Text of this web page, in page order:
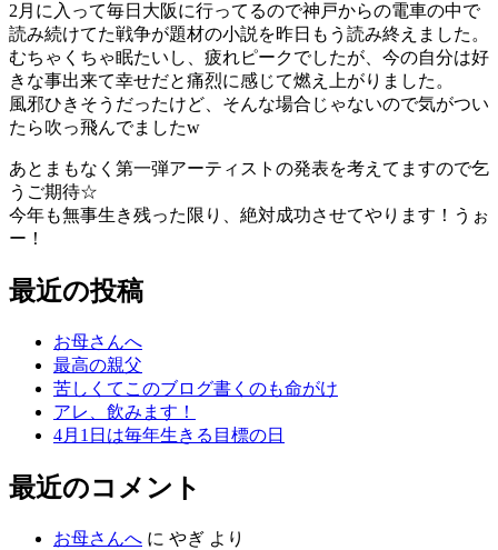
2月に入って毎日大阪に行ってるので神戸からの電車の中で
読み続けてた戦争が題材の小説を昨日もう読み終えました。
むちゃくちゃ眠たいし、疲れピークでしたが、今の自分は好
きな事出来て幸せだと痛烈に感じて燃え上がりました。
風邪ひきそうだったけど、そんな場合じゃないので気がつい
たら吹っ飛んでましたw
あとまもなく第一弾アーティストの発表を考えてますので乞
うご期待☆
今年も無事生き残った限り、絶対成功させてやります！うぉ
ー！
最近の投稿
お母さんへ
最高の親父
苦しくてこのブログ書くのも命がけ
アレ、飲みます！
4月1日は毎年生きる目標の日
最近のコメント
お母さんへ に やぎ より